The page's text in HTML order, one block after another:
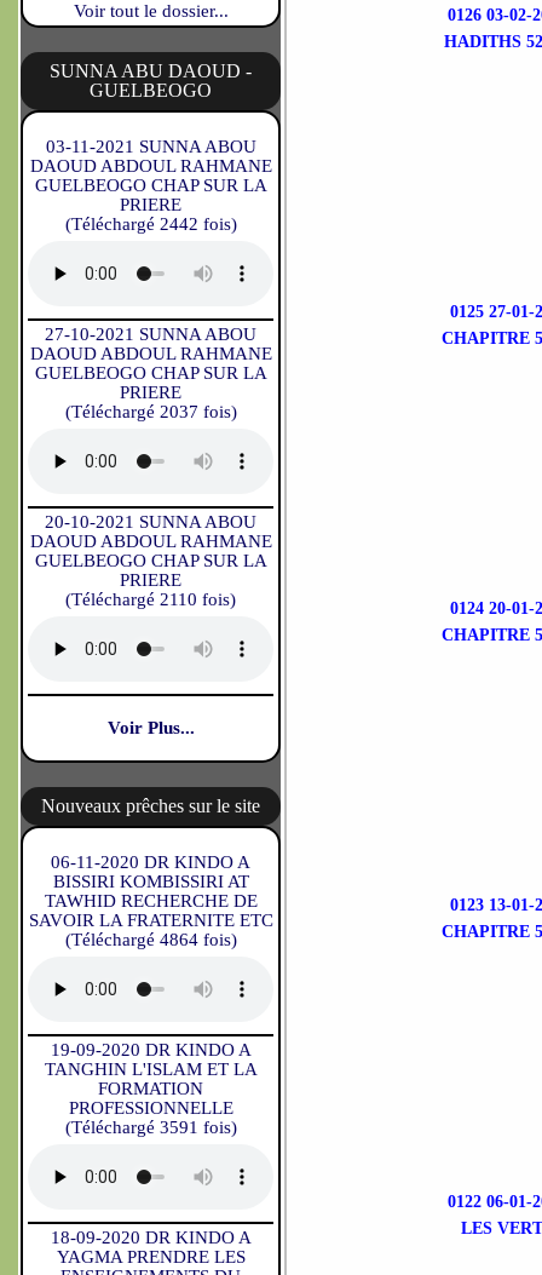
Voir tout le dossier...
SUNNA ABU DAOUD -
GUELBEOGO
03-11-2021 SUNNA ABOU
DAOUD ABDOUL RAHMANE
GUELBEOGO CHAP SUR LA
PRIERE
(Téléchargé 2442 fois)
27-10-2021 SUNNA ABOU
DAOUD ABDOUL RAHMANE
GUELBEOGO CHAP SUR LA
PRIERE
(Téléchargé 2037 fois)
20-10-2021 SUNNA ABOU
DAOUD ABDOUL RAHMANE
GUELBEOGO CHAP SUR LA
PRIERE
(Téléchargé 2110 fois)
Voir Plus...
Nouveaux prêches sur le site
06-11-2020 DR KINDO A
BISSIRI KOMBISSIRI AT
TAWHID RECHERCHE DE
SAVOIR LA FRATERNITE ETC
(Téléchargé 4864 fois)
19-09-2020 DR KINDO A
TANGHIN L'ISLAM ET LA
FORMATION
PROFESSIONNELLE
(Téléchargé 3591 fois)
18-09-2020 DR KINDO A
YAGMA PRENDRE LES
0126 03-
HADITHS
0125 27-
CHAPITRE
0124 20-
CHAPITRE
0123 13-
CHAPITRE
0122 06-
LES